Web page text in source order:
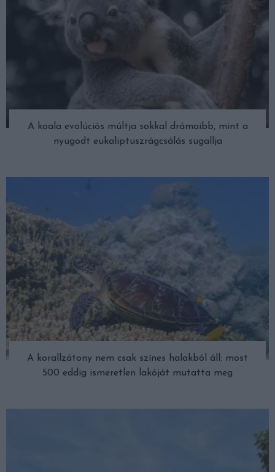
A koala evolúciós múltja sokkal drámaibb, mint a
nyugodt eukaliptuszrágcsálás sugallja
A korallzátony nem csak színes halakból áll: most
500 eddig ismeretlen lakóját mutatta meg